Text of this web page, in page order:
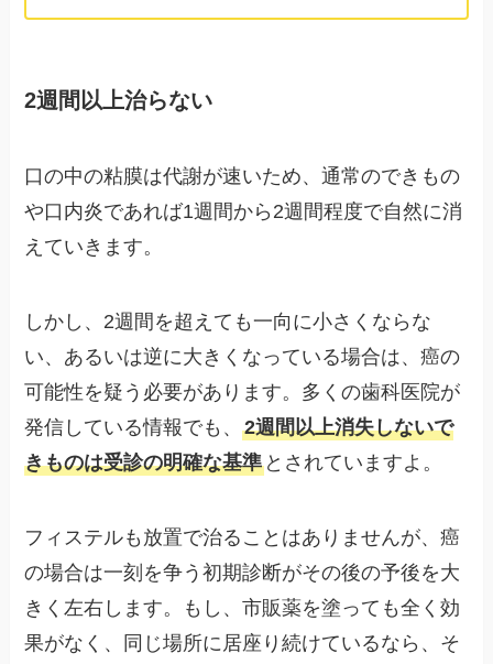
2週間以上治らない
口の中の粘膜は代謝が速いため、通常のできもの
や口内炎であれば1週間から2週間程度で自然に消
えていきます。
しかし、2週間を超えても一向に小さくならな
い、あるいは逆に大きくなっている場合は、癌の
可能性を疑う必要があります。多くの歯科医院が
発信している情報でも、2週間以上消失しないで
きものは受診の明確な基準 とされていますよ。
フィステルも放置で治ることはありませんが、癌
の場合は一刻を争う初期診断がその後の予後を大
きく左右します。もし、市販薬を塗っても全く効
果がなく、同じ場所に居座り続けているなら、そ